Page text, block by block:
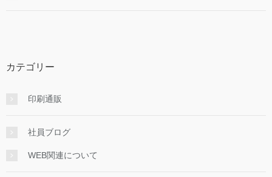
カテゴリー
印刷通販
社員ブログ
WEB関連について